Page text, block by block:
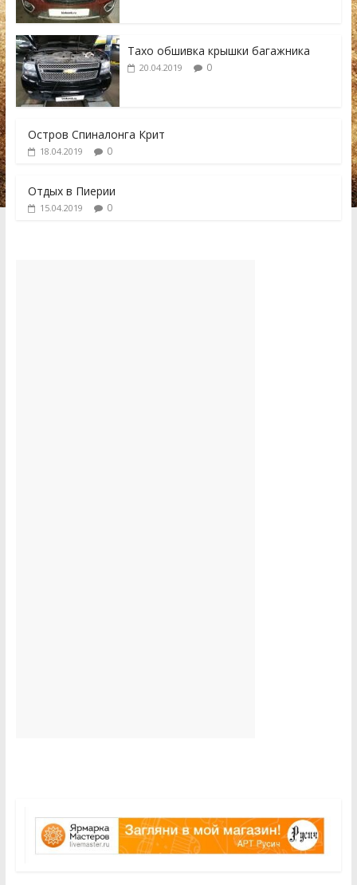
Тахо обшивка крышки багажника
20.04.2019 0
Остров Спиналонга Крит
18.04.2019 0
Отдых в Пиерии
15.04.2019 0